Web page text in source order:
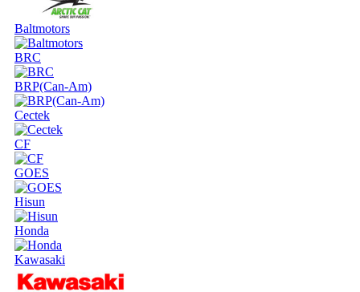
Baltmotors
BRC
BRP(Can-Am)
Cectek
CF
GOES
Hisun
Honda
Kawasaki